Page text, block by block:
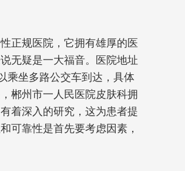
正规医院，它拥有雄厚的医
无疑是一大福音。医院地址
乘坐多路公交车到达，具体
郴州市一人民医院皮肤科拥
着深入的研究，这为患者提
可靠性是首先要考虑因素，